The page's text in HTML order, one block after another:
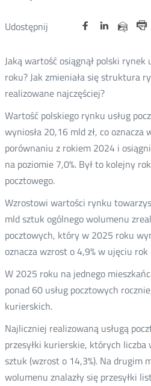
Udostępnij
Udostępnij
Twitter
Otwórz
oknie
Udostępnij
Facebook
Otwórz
oknie
Udostępnij
Linkedin
Otwórz
oknie
e-
Jaką wartość osiągnął polski
roku? Jak zmieniała się struktura
realizowane najczęściej?
Wartość polskiego rynku usług
wyniosła 20,16 mld zł, co oznacza
porównaniu z rokiem 2024 i
na poziomie 7,0%. Był to kolejny
pocztowego.
Wzrostowi wartości rynku
mld sztuk ogólnego wolumenu
pocztowych, który w 2025 roku
oznacza wzrost o 4,9% w ujęciu rok
W 2025 roku na jednego
ponad 60 usług pocztowych
kurierskich.
Najliczniej realizowaną usługą
przesyłki kurierskie, których liczba
sztuk (wzrost o 14,3%). Na drugim
wolumenu znalazły się przesyłki